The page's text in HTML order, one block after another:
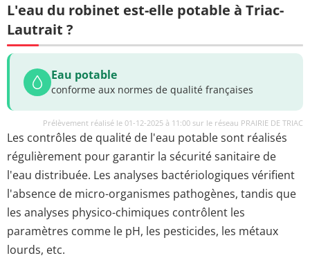
L'eau du robinet est-elle potable à Triac-
Lautrait ?
Eau potable
conforme aux normes de qualité françaises
Prélèvement réalisé le 01-12-2025 à 11:00 sur le réseau PRAIRIE DE TRIAC
Les contrôles de qualité de l'eau potable sont réalisés
régulièrement pour garantir la sécurité sanitaire de
l'eau distribuée. Les analyses bactériologiques vérifient
l'absence de micro-organismes pathogènes, tandis que
les analyses physico-chimiques contrôlent les
paramètres comme le pH, les pesticides, les métaux
lourds, etc.